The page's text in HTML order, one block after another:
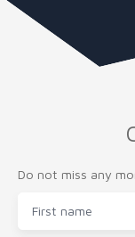
Do not miss any
First name